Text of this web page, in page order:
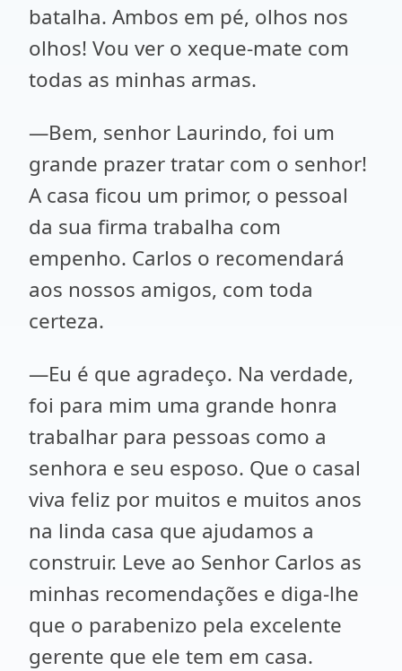
batalha. Ambos em pé, olhos nos
olhos! Vou ver o xeque-mate com
todas as minhas armas.
—Bem, senhor Laurindo, foi um
grande prazer tratar com o senhor!
A casa ficou um primor, o pessoal
da sua firma trabalha com
empenho. Carlos o recomendará
aos nossos amigos, com toda
certeza.
—Eu é que agradeço. Na verdade,
foi para mim uma grande honra
trabalhar para pessoas como a
senhora e seu esposo. Que o casal
viva feliz por muitos e muitos anos
na linda casa que ajudamos a
construir. Leve ao Senhor Carlos as
minhas recomendações e diga-lhe
que o parabenizo pela excelente
gerente que ele tem em casa.